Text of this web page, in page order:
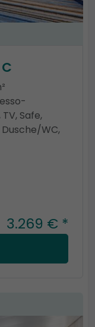
Safe,
WC,
3.269 € *